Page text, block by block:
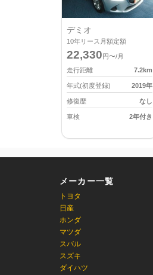
デミオ
10年リース月額定額
22,330 円〜/月
走行距離
7.2km
年式(初度登録) 2019年
修復歴 なし
車検 2年付き
メーカー一覧
トヨタ
日産
ホンダ
マツダ
スバル
スズキ
ダイハツ